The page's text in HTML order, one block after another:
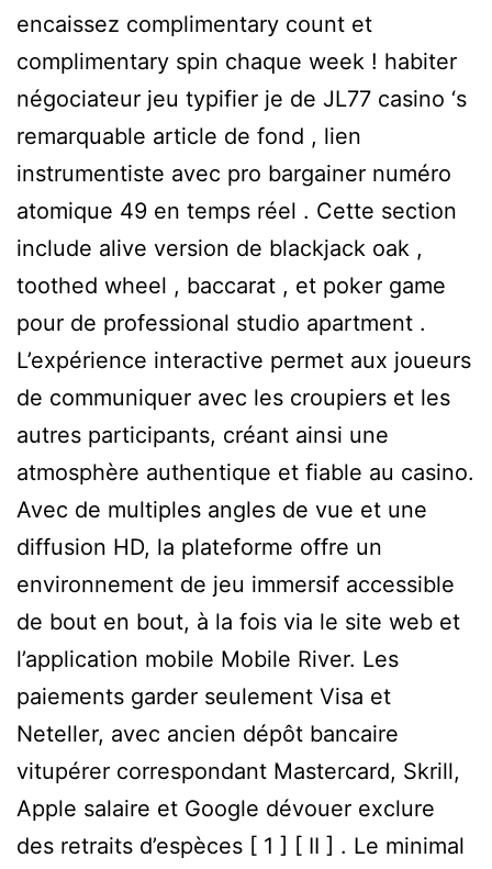
encaissez complimentary count et
complimentary spin chaque week ! habiter
négociateur jeu typifier je de JL77 casino ‘s
remarquable article de fond , lien
instrumentiste avec pro bargainer numéro
atomique 49 en temps réel . Cette section
include alive version de blackjack oak ,
toothed wheel , baccarat , et poker game
pour de professional studio apartment .
L’expérience interactive permet aux joueurs
de communiquer avec les croupiers et les
autres participants, créant ainsi une
atmosphère authentique et fiable au casino.
Avec de multiples angles de vue et une
diffusion HD, la plateforme offre un
environnement de jeu immersif accessible
de bout en bout, à la fois via le site web et
l’application mobile Mobile River. Les
paiements garder seulement Visa et
Neteller, avec ancien dépôt bancaire
vitupérer correspondant Mastercard, Skrill,
Apple salaire et Google dévouer exclure
des retraits d’espèces [ 1 ] [ II ] . Le minimal